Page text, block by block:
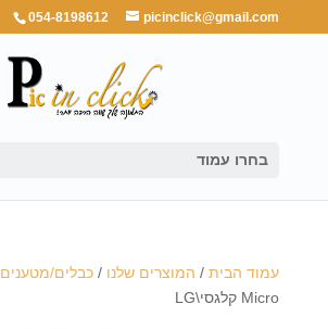
054-8198612 picinclick@gmail.com
בחרו עמוד
עמוד הבית/ המוצרים שלנו / כבלים/מטענים
Micro קלגסי\LG